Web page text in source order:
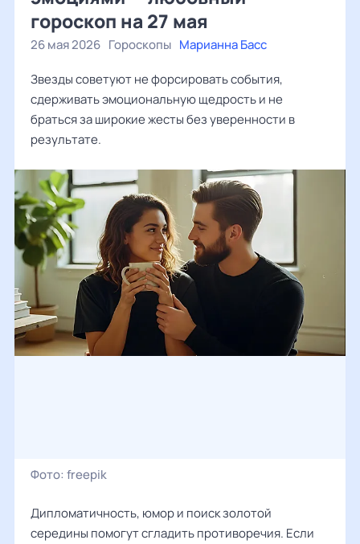
гороскоп на 27 мая
26 мая 2026 Гороскопы Марианна Басс
Звезды советуют не форсировать события,
сдерживать эмоциональную щедрость и не
браться за широкие жесты без уверенности в
результате.
Фото: freepik
Дипломатичность, юмор и поиск золотой
середины помогут сгладить противоречия. Если